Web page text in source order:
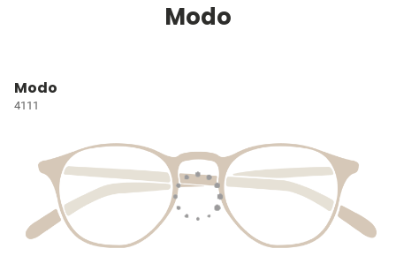
Modo
Modo
4111